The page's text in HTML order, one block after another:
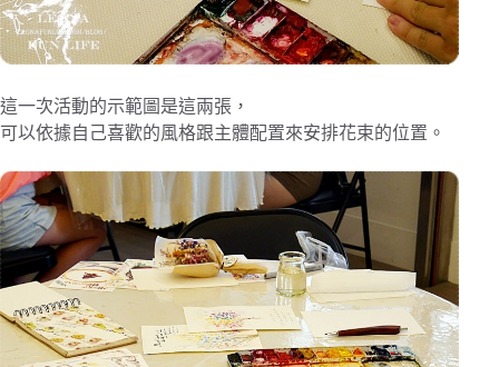
這一次活動的示範圖是這兩張，
可以依據自己喜歡的風格跟主體配置來安排花束的位置。